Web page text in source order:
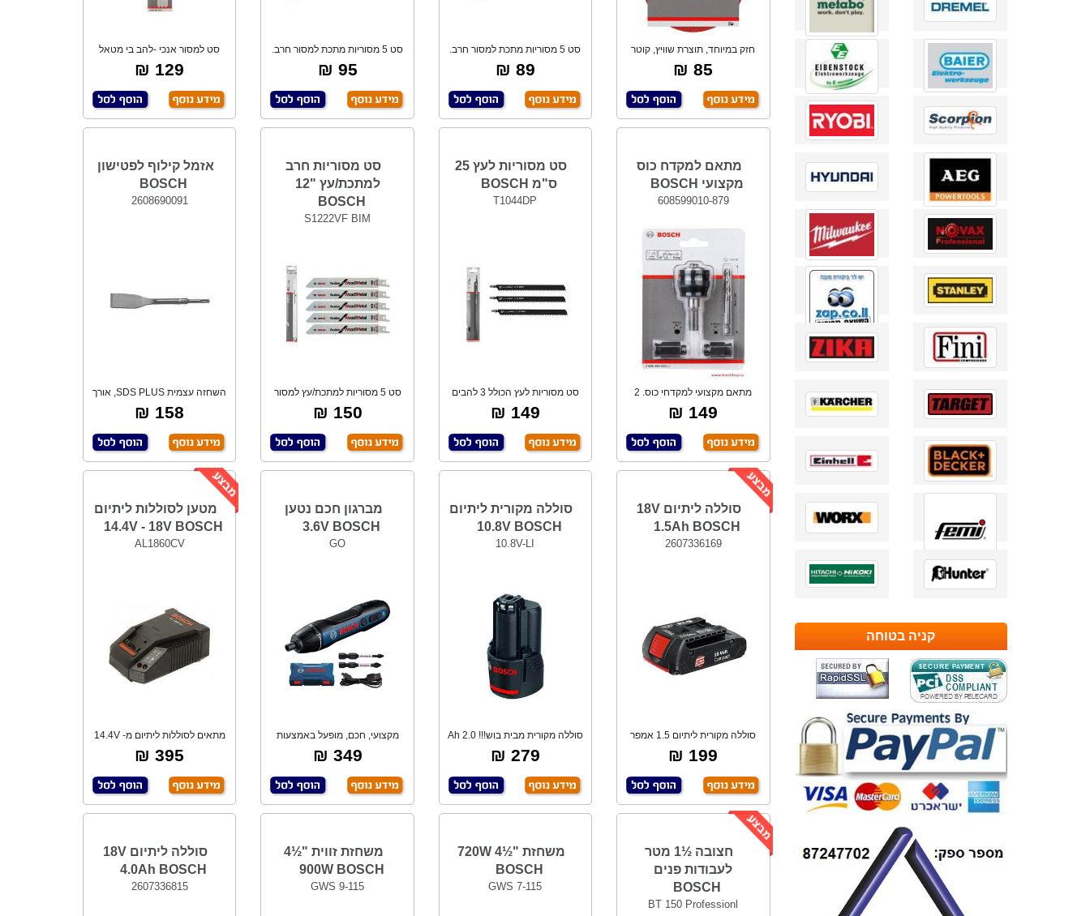
חזק במיוחד, תוצרת שוויץ, קוטר
115 מ"מ.
85 ₪
סט 5 מסוריות מתכת למסור חרב.
לחיתוך לוחו
89 ₪
סט 5 מסוריות מתכת למסור חרב.
לחיתוך לוחו
95 ₪
סט למסור אנכי -להב בי מטאל
גמישה לחיתוך
129 ₪
מתאם למקדח כוס
מקצועי BOSCH
608599010-879
מתאם מקצועי למקדחי כוס. 2
הברגות 1/4" +
149 ₪
סט מסוריות לעץ 25
ס"מ BOSCH
T1044DP
סט מסוריות לעץ הכולל 3 להבים
הלהב למסור
149 ₪
סט מסוריות חרב
למתכת/עץ "12
BOSCH
S1222VF BIM
סט 5 מסוריות למתכת/עץ למסור
חרב.לחיתוך ע
150 ₪
אזמל קילוף לפטישון
BOSCH
2608690091
השחזה עצמית SDS PLUS, אורך
חיים ארוך,אור
158 ₪
סוללה ליתיום 18V
1.5Ah BOSCH
2607336169
סוללה מקורית ליתיום 1.5 אמפר
18V מתאימה
199 ₪
סוללה מקורית ליתיום
10.8V BOSCH
10.8V-LI
סוללה מקורית מבית בוש!!! 2.0 Ah
מתאימה ל
279 ₪
מברגון חכם נטען
3.6V BOSCH
GO
מקצועי, חכם, מופעל באמצעות
לחיצה – push
349 ₪
מטען לסוללות ליתיום
14.4V - 18V BOSCH
AL1860CV
מתאים לסוללות ליתיום מ- 14.4V
- 18V
395 ₪
חצובה ½1 מטר
לעבודות פנים
BOSCH
BT 150 Professionl
משחזת "½4 720W
BOSCH
GWS 7-115
משחזת זווית "½4
900W BOSCH
GWS 9-115
סוללה ליתיום 18V
4.0Ah BOSCH
2607336815
קניה בטוחה